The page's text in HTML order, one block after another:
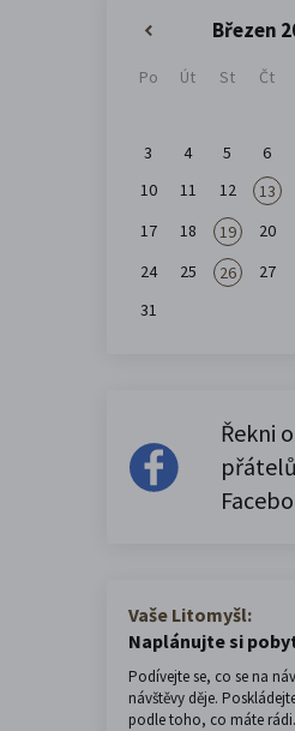
Březen
Po Út St Čt
3
4 5 6
10
11 12 13
17
18 19 20
24
25 26 27
31
Řekni
Vaše Litomyšl:
Naplánujte si
Podívejte se, co se na
návštěvy děje.
podle toho, co máte rádi.